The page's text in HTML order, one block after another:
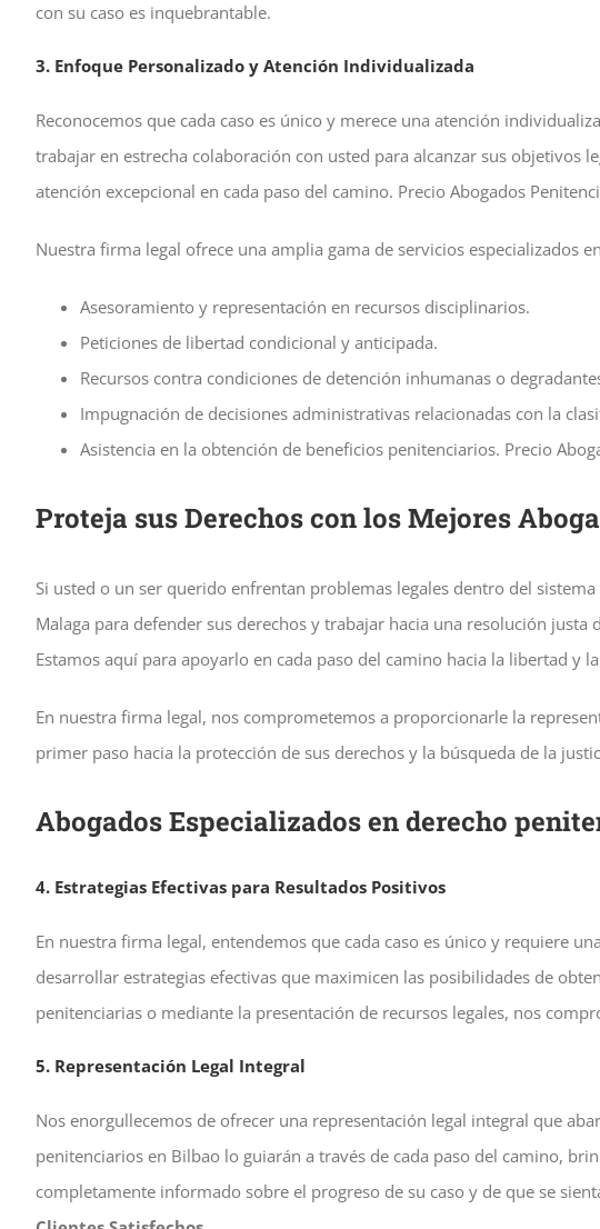
con su caso es inquebrantable.
3. Enfoque Personalizado y Atención Individualizada
Reconocemos que cada caso es único y merece una atención
trabajar en estrecha colaboración con usted para alcanzar sus objetivos
atención excepcional en cada paso del camino. Precio Abogados
Nuestra firma legal ofrece una amplia gama de servicios especializados
Asesoramiento y representación en recursos disciplinarios.
Peticiones de libertad condicional y anticipada.
Recursos contra condiciones de detención inhumanas o
Impugnación de decisiones administrativas relacionadas con la
Asistencia en la obtención de beneficios penitenciarios. Precio
Proteja sus Derechos con los Mejores
Si usted o un ser querido enfrentan problemas legales dentro del
Malaga para defender sus derechos y trabajar hacia una resolución
Estamos aquí para apoyarlo en cada paso del camino hacia la libertad y
En nuestra firma legal, nos comprometemos a proporcionarle la
primer paso hacia la protección de sus derechos y la búsqueda de la
Abogados Especializados en derecho
4. Estrategias Efectivas para Resultados Positivos
En nuestra firma legal, entendemos que cada caso es único y requiere
desarrollar estrategias efectivas que maximicen las posibilidades de
penitenciarias o mediante la presentación de recursos legales, nos
5. Representación Legal Integral
Nos enorgullecemos de ofrecer una representación legal integral que
penitenciarios en Bilbao lo guiarán a través de cada paso del camino,
completamente informado sobre el progreso de su caso y de que se